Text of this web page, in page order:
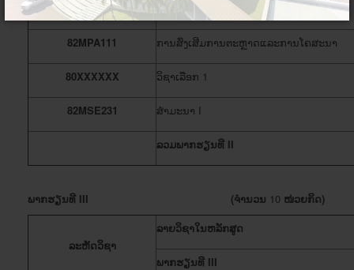
82MCB111 ພຶດຕິ​ກໍາ​ຜູ້​ບໍລິ​ໂພ​ກ
82MPA111 ການສົ່ງເສີມການຕະຫຼາດແລະການໂຄສະນາ
80XXXXXX ວິຊາ​ເລືອກ 1
82MSE231 ສໍາມະນາ I
ລວມພາກຮຽນທີ II
ພາກຮຽນທີ III (ຈໍານວນ 10 ໜ່ວຍກິດ)
ລະຫັດວິຊາ
ລາຍວິຊາໃນຫລັກສູດ
ພາກຮຽນທີ III